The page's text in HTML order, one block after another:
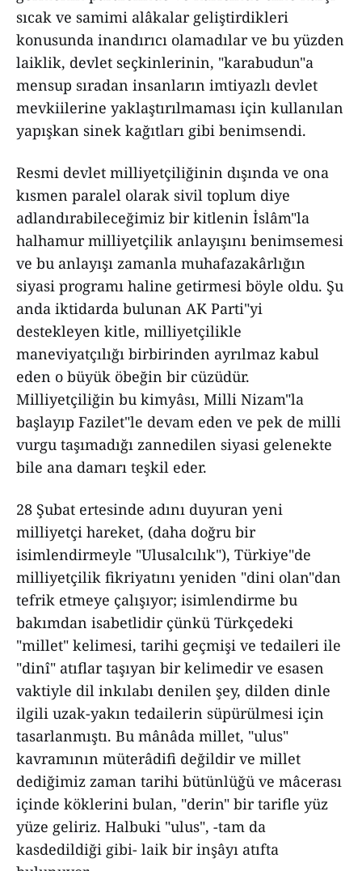
sıcak ve samimi alâkalar geliştirdikleri
konusunda inandırıcı olamadılar ve bu yüzden
laiklik, devlet seçkinlerinin, "karabudun"a
mensup sıradan insanların imtiyazlı devlet
mevkiilerine yaklaştırılmaması için kullanılan
yapışkan sinek kağıtları gibi benimsendi.
Resmi devlet milliyetçiliğinin dışında ve ona
kısmen paralel olarak sivil toplum diye
adlandırabileceğimiz bir kitlenin İslâm"la
halhamur milliyetçilik anlayışını benimsemesi
ve bu anlayışı zamanla muhafazakârlığın
siyasi programı haline getirmesi böyle oldu. Şu
anda iktidarda bulunan AK Parti"yi
destekleyen kitle, milliyetçilikle
maneviyatçılığı birbirinden ayrılmaz kabul
eden o büyük öbeğin bir cüzüdür.
Milliyetçiliğin bu kimyâsı, Milli Nizam"la
başlayıp Fazilet"le devam eden ve pek de milli
vurgu taşımadığı zannedilen siyasi gelenekte
bile ana damarı teşkil eder.
28 Şubat ertesinde adını duyuran yeni
milliyetçi hareket, (daha doğru bir
isimlendirmeyle "Ulusalcılık"), Türkiye"de
milliyetçilik fikriyatını yeniden "dini olan"dan
tefrik etmeye çalışıyor; isimlendirme bu
bakımdan isabetlidir çünkü Türkçedeki
"millet" kelimesi, tarihi geçmişi ve tedaileri ile
"dinî" atıflar taşıyan bir kelimedir ve esasen
vaktiyle dil inkılabı denilen şey, dilden dinle
ilgili uzak-yakın tedailerin süpürülmesi için
tasarlanmıştı. Bu mânâda millet, "ulus"
kavramının müterâdifi değildir ve millet
dediğimiz zaman tarihi bütünlüğü ve mâcerası
içinde köklerini bulan, "derin" bir tarifle yüz
yüze geliriz. Halbuki "ulus", -tam da
kasdedildiği gibi- laik bir inşâyı atıfta